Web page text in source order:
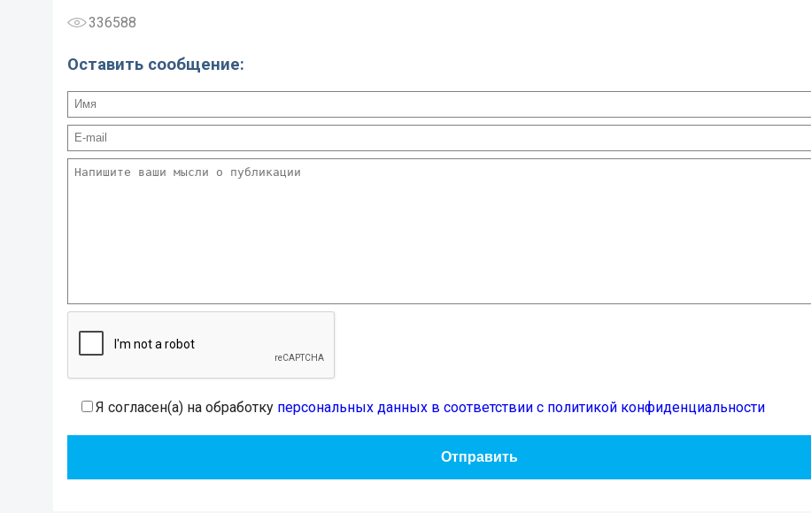
336588
Оставить сообщение:
Я согласен(а) на обработку персональных данных в соответствии с политикой конфиденциальности